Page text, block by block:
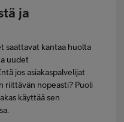
ja
saattavat kantaa huolta
uudet
jos asiakaspalvelijat
riittävän nopeasti? Puoli
käyttää sen